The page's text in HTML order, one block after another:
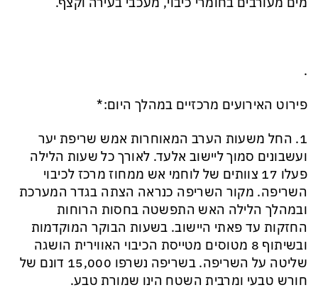
.
פירוט האירועים מרכזיים במהלך היום:*
1. החל משעות הערב המאוחרות אמש שריפת יער
ועשבונים סמוך ליישוב אלעד. לאורך כל שעות הלילה
פעלו 17 צוותים של לוחמי אש ממחוז מרכז לכיבוי
השריפה. מקור השריפה כנראה הצתה בגדר המערכת
ובמהלך הלילה האש התפשטה בחסות הרוחות
החזקות עד פאתי היישוב. בשעות הבוקר המוקדמות
ובשיתוף 8 מטוסים מטייסת הכיבוי האווירית הושגה
שליטה על השריפה. בשריפה נשרפו 15,000 דונם של
חורש טבעי ומרבית השטח הינו שמורת טבע.